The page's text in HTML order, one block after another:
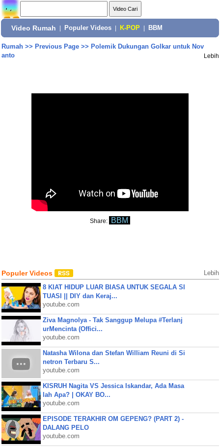
Video Rumah Populer Videos K-POP BBM
Rumah>> Previous Page>> Polemik Dukungan Golkar untuk Nov
anto
Lebih
Share: BBM
Populer Videos Lebih
8 KIAT HIDUP LUAR BIASA UNTUK SEGALA SI
TUASI || DIY dan Keraj...
youtube.com
Ziva Magnolya - Tak Sanggup Melupa #Terlanj
urMencinta (Offici...
youtube.com
Natasha Wilona dan Stefan William Reuni di Si
netron Terbaru S...
youtube.com
KISRUH Nagita VS Jessica Iskandar, Ada Masa
lah Apa? | OKAY BO...
youtube.com
EPISODE TERAKHIR OM GEPENG? (PART 2) -
DALANG PELO
youtube.com